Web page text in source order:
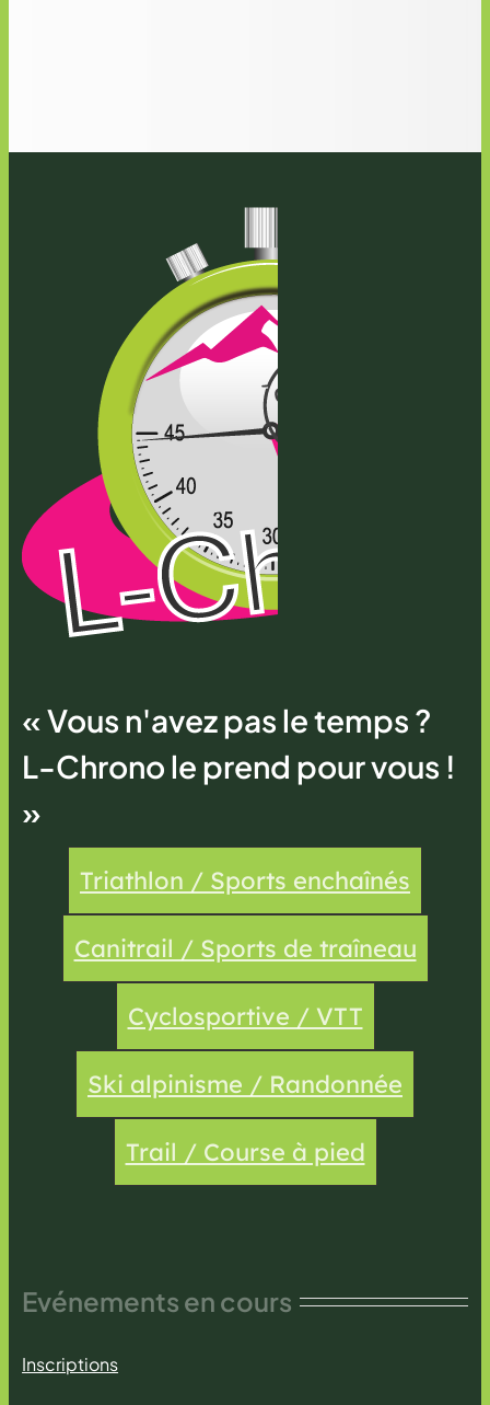
« Vous n'avez pas le temps ?
L-Chrono le prend pour vous !
»
Triathlon / Sports enchaînés
Canitrail / Sports de traîneau
Cyclosportive / VTT
Ski alpinisme / Randonnée
Trail / Course à pied
Evénements en cours
Inscriptions